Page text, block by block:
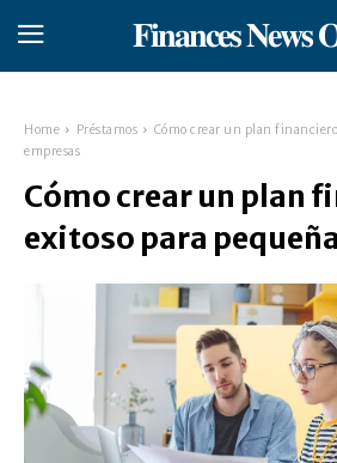
𝐅𝐢𝐧𝐚𝐧𝐜𝐞𝐬 𝐍𝐞𝐰𝐬
Home Préstamos
Cómo crear un plan
empresas
Cómo crear un plan
exitoso para